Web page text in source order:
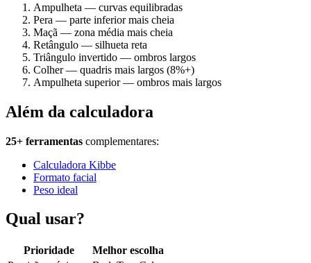
Ampulheta — curvas equilibradas
Pera — parte inferior mais cheia
Maçã — zona média mais cheia
Retângulo — silhueta reta
Triângulo invertido — ombros largos
Colher — quadris mais largos (8%+)
Ampulheta superior — ombros mais largos
Além da calculadora
25+ ferramentas complementares:
Calculadora Kibbe
Formato facial
Peso ideal
Qual usar?
Prioridade
Melhor escolha